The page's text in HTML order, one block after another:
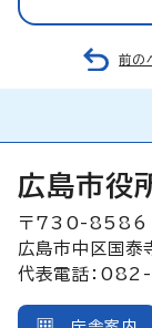
前の
広島市役
〒730-8586
広島市中区国
代表電話：